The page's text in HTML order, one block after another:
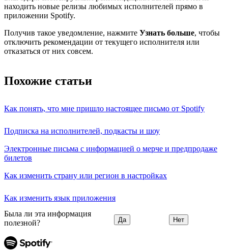
находить новые релизы любимых исполнителей прямо в
приложении Spotify.
Получив такое уведомление, нажмите Узнать больше, чтобы
отключить рекомендации от текущего исполнителя или
отказаться от них совсем.
Похожие статьи
Как понять, что мне пришло настоящее письмо от Spotify
Подписка на исполнителей, подкасты и шоу
Электронные письма с информацией о мерче и предпродаже
билетов
Как изменить страну или регион в настройках
Как изменить язык приложения
Была ли эта информация
полезной?
Да Нет